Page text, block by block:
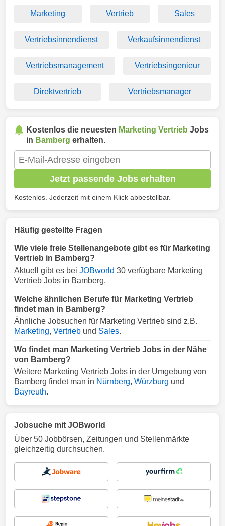
Marketing Vertrieb Sales
Vertriebsinnendienst Verkaufsinnendienst
Vertriebsmanagement Vertriebsingenieur
Direktvertrieb Vertriebsmanager
Kostenlos die neuesten Marketing Vertrieb Jobs
in Bamberg erhalten.
Jetzt passende Jobs erhalten
Kostenlos. Jederzeit mit einem Klick abbestellbar.
Häufig gestellte Fragen
Wie viele freie Stellenangebote gibt es für Marketing
Vertrieb in Bamberg?
Aktuell gibt es bei JOBworld 30 verfügbare Marketing
Vertrieb Jobs in Bamberg.
Welche ähnlichen Berufe für Marketing Vertrieb
findet man in Bamberg?
Ähnliche Jobsuchen für Marketing Vertrieb sind z.B.
Marketing, Vertrieb und Sales.
Wo findet man Marketing Vertrieb Jobs in der Nähe
von Bamberg?
Weitere Marketing Vertrieb Jobs in der Umgebung von
Bamberg findet man in Nürnberg, Würzburg und
Bayreuth.
Jobsuche mit JOBworld
Über 50 Jobbörsen, Zeitungen und Stellenmärkte
gleichzeitig durchsuchen.